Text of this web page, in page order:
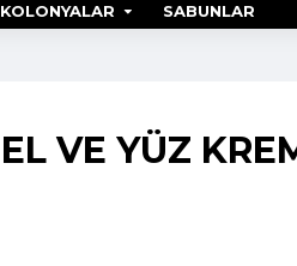
KOLONYALAR SABUNLAR
VE YÜZ